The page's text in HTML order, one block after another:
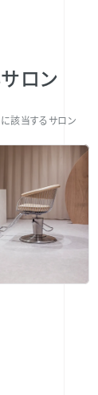
ロン
に該当するサロン